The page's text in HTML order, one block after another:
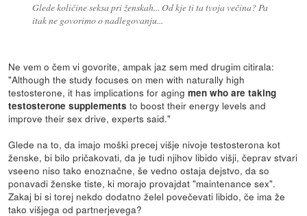
Glede količine seksa pri ženskah... Od kje ti ta tvoja večina? Pa
itak ne govorimo o nadlegovanju...
Ne vem o čem vi govorite, ampak jaz sem med drugim citirala:
"Although the study focuses on men with naturally high
testosterone, it has implications for agingmen who are taking
testosterone supplements to boost their energy levels and
improve their sex drive, experts said."
Glede na to, da imajo moški precej višje nivoje testosterona kot
ženske, bi bilo pričakovati, da je tudi njihov libido višji, čeprav stvari
vseeno niso tako enoznačne, še vedno ostaja dejstvo, da so
ponavadi ženske tiste, ki morajo provajdat "maintenance sex".
Zakaj bi si torej nekdo dodatno želel povečevati libido, če ima že
tako višjega od partnerjevega?